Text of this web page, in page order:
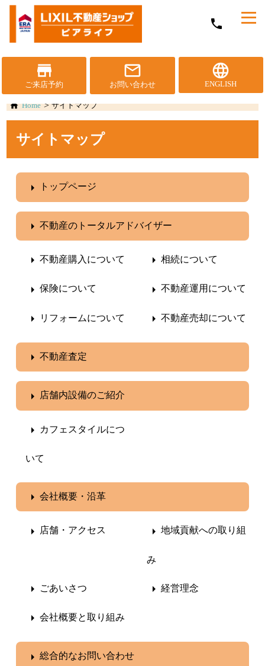
phone
メ
ニ
く
store
ご来店予約
mail_outline
お問い合わせ
language
ENGLISH
Home サイトマップ
サイトマップ
トップページ
不動産のトータルアドバイザー
不動産購入について 相続について
保険について 不動産運用について
リフォームについて 不動産売却について
不動産査定
店舗内設備のご紹介
カフェスタイルにつ
いて
会社概要・沿革
店舗・アクセス 地域貢献への取り組
み
ごあいさつ 経営理念
会社概要と取り組み
総合的なお問い合わせ